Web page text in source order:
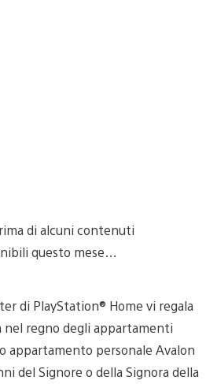
di alcuni contenuti
questo mese…
di PlayStation® Home vi regala
nel regno degli appartamenti
appartamento personale Avalon
del Signore o della Signora della